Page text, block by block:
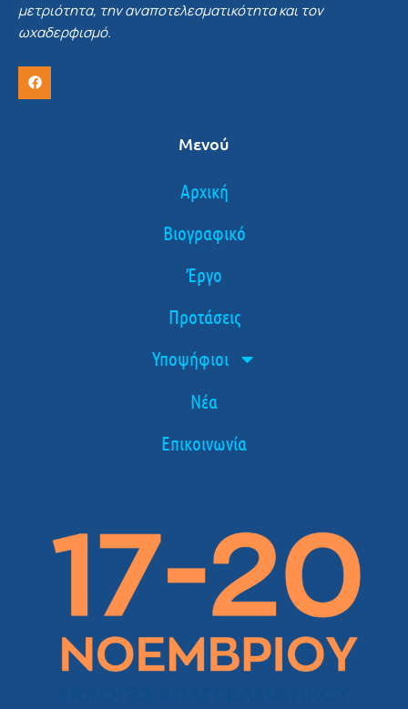
μετριότητα, την αναποτελεσματικότητα και τον
ωχαδερφισμό.
Μενού
Αρχική
Βιογραφικό
Έργο
Προτάσεις
Υποψήφιοι
Νέα
Επικοινωνία